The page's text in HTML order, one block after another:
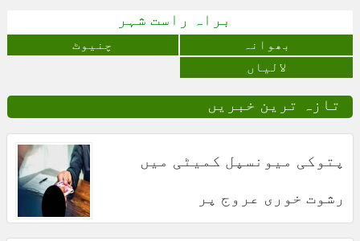
براہ راست شہر
بھوانہ
چنیوٹ
لالیاں
تازہ ترین خبریں
پتوکی میونسپل کمیٹی میں
رشوت خوری عروج پر